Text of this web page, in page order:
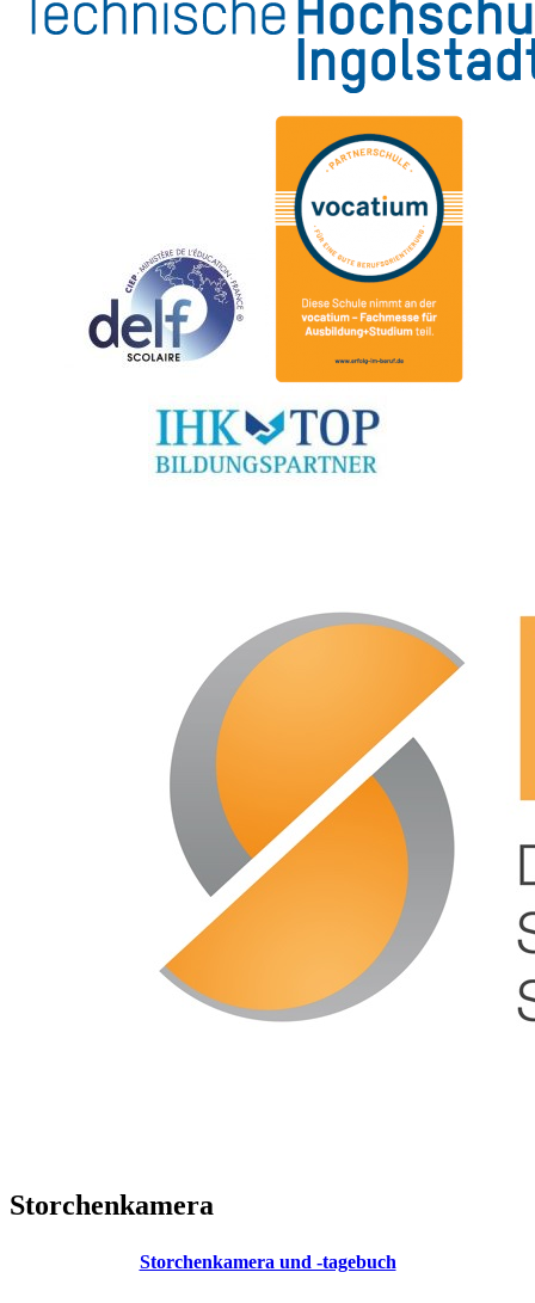
Storchenkamera
Storchenkamera und -tagebuch